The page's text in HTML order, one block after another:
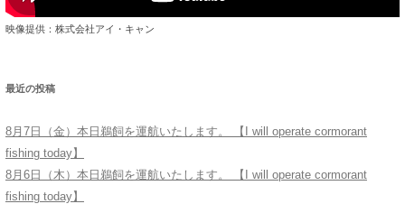
映像提供：株式会社アイ・キャン
最近の投稿
8月7日（金）本日鵜飼を運航いたします。 【I will operate cormorant
fishing today】
8月6日（木）本日鵜飼を運航いたします。 【I will operate cormorant
fishing today】